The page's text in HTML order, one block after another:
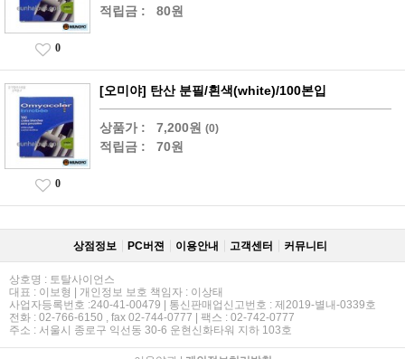
적립금 : 80원
0
[오미야] 탄산 분필/흰색(white)/100본입
상품가 : 7,200원 (0)
적립금 : 70원
0
상점정보 PC버젼 이용안내 고객센터 커뮤니티
상호명 : 토탈사이언스
대표 : 이보형 | 개인정보 보호 책임자 : 이상태
사업자등록번호 :240-41-00479 | 통신판매업신고번호 : 제2019-별내-0339호
전화 : 02-766-6150 , fax 02-744-0777 | 팩스 : 02-742-0777
주소 : 서울시 종로구 익선동 30-6 운현신화타워 지하 103호